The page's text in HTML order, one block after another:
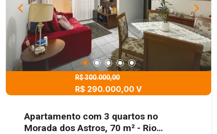
R$ 300.000,00
R$ 290.000,00 V
Apartamento com 3 quartos no
Morada dos Astros, 70 m² - Rio